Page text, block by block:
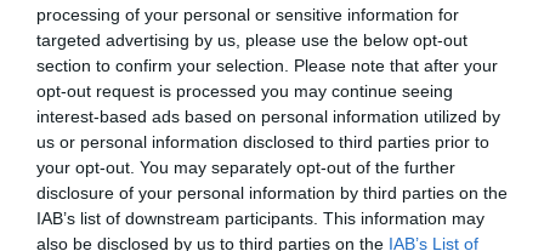
processing of your personal or sensitive information for
targeted advertising by us, please use the below opt-out
section to confirm your selection. Please note that after your
opt-out request is processed you may continue seeing
interest-based ads based on personal information utilized by
us or personal information disclosed to third parties prior to
your opt-out. You may separately opt-out of the further
disclosure of your personal information by third parties on the
IAB’s list of downstream participants. This information may
also be disclosed by us to third parties on the IAB’s List of
31.07.2026 | 10:24